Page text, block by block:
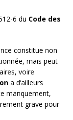
6 du Code des
constitue non
mais peut
voire
a d’ailleurs
manquement,
grave pour